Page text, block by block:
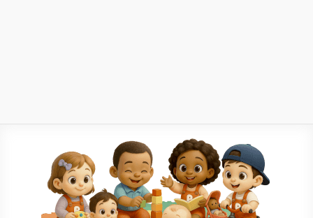
matériel compte beaucoup. Les pièces
détachées s’adaptent aux modèles existants.
Les professionnels gardent leurs habitudes. Les
gestes restent fluides. Aucun temps perdu en